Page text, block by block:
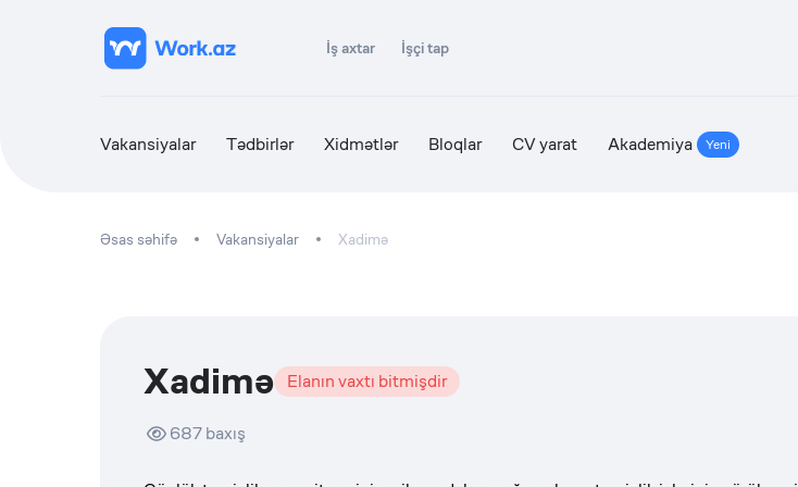
İş axtar İşçi tap
Vakansiyalar Tədbirlər Xidmətlər Bloqlar CV yarat Akademiya Yeni
Əsas səhifə Vakansiyalar Xadimə
Xadimə Elanın vaxtı bitmişdir
687baxış